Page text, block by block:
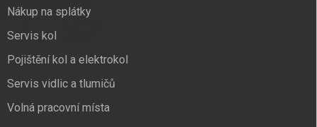
Nákup na splátky
Servis kol
Pojištění kol a elektrokol
Servis vidlic a tlumičů
Volná pracovní místa